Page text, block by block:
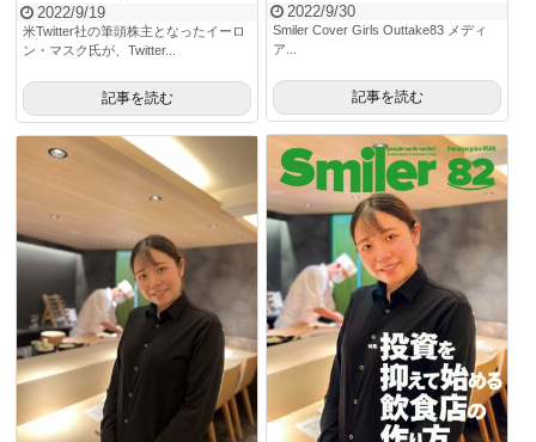
2022/9/30
Smiler Cover Girls Outtake83 メディ
ア...
記事を読む
2022/9/19
米Twitter社の筆頭株主となったイーロ
ン・マスク氏が、Twitter...
記事を読む